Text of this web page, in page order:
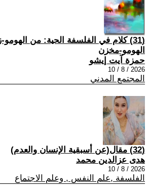
(31) كلام في الفلسفة الحية: من
الهومو-مخزن
حمزة آيت إيشو
2026 / 8 / 10
المجتمع المدني
(32) مقال(عن أسبقية الإنسان والعدم)
هدى عزالدين محمد
2026 / 8 / 10
الفلسفة ,علم النفس , وعلم الاجتماع